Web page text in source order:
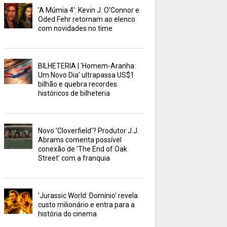
'A Múmia 4': Kevin J. O’Connor e
Oded Fehr retornam ao elenco
com novidades no time
BILHETERIA | 'Homem-Aranha:
Um Novo Dia' ultrapassa US$1
bilhão e quebra recordes
históricos de bilheteria
Novo 'Cloverfield'? Produtor J.J.
Abrams comenta possível
conexão de 'The End of Oak
Street' com a franquia
'Jurassic World: Domínio' revela
custo milionário e entra para a
história do cinema